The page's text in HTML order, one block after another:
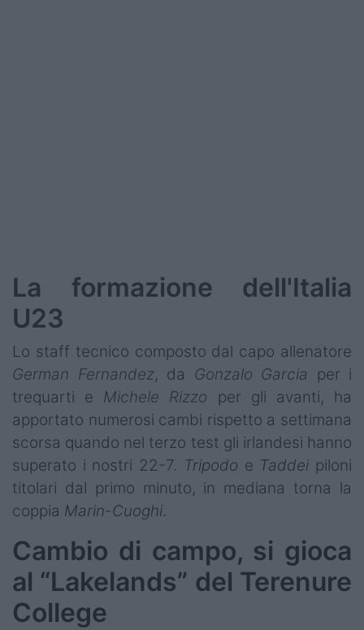
La formazione dell'Italia
U23
Lo staff tecnico composto dal capo allenatore
German Fernandez, da Gonzalo Garcia per i
trequarti e Michele Rizzo per gli avanti, ha
apportato numerosi cambi rispetto a settimana
scorsa quando nel terzo test gli irlandesi hanno
superato i nostri 22-7. Tripodo e Taddei piloni
titolari dal primo minuto, in mediana torna la
coppia Marin-Cuoghi.
Cambio di campo, si gioca
al “Lakelands” del Terenure
College